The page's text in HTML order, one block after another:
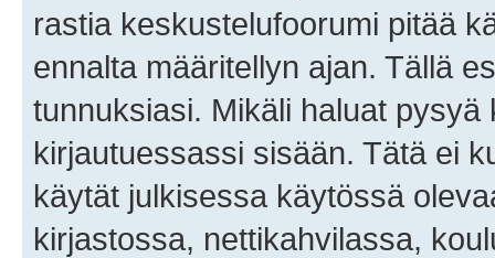
rastia keskustelufoorumi pitää
ennalta määritellyn ajan. Tällä
tunnuksiasi. Mikäli haluat
kirjautuessassi sisään. Tätä ei
käytät julkisessa käytössä
kirjastossa, nettikahvilassa,